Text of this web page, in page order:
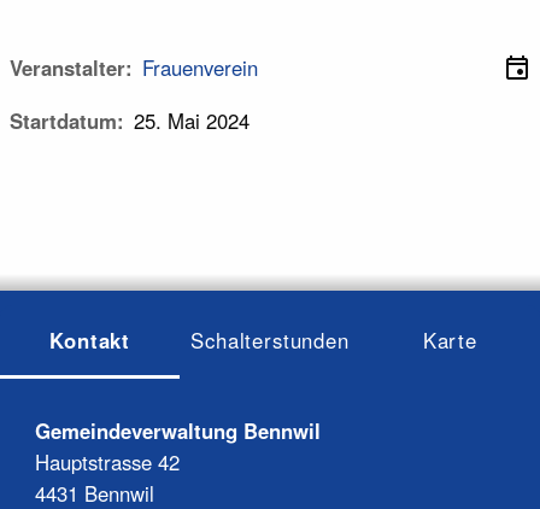
event
Veranstalter
Frauenverein
Startdatum
25. Mai 2024
Kontakt Schalterstunden Karte
Gemeindeverwaltung Bennwil
Hauptstrasse 42
4431 Bennwil